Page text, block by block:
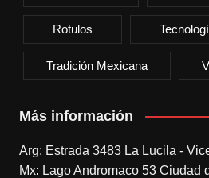
Rotulos
Tradición Mexicana
Más información
Arg: Estrada 3483 La Lucila -
Mx: Lago Andromaco 53 Ciudad